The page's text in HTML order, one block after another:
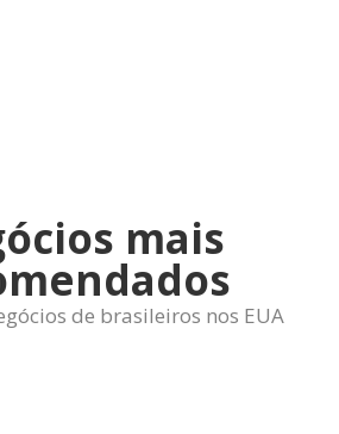
mais
de brasileiros nos EUA